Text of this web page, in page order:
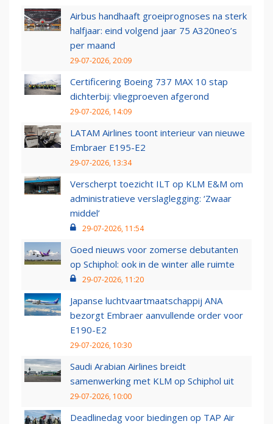
Airbus handhaaft groeiprognoses na sterk
halfjaar: eind volgend jaar 75 A320neo’s
per maand
29-07-2026, 20:09
Certificering Boeing 737 MAX 10 stap
dichterbij: vliegproeven afgerond
29-07-2026, 14:09
LATAM Airlines toont interieur van nieuwe
Embraer E195-E2
29-07-2026, 13:34
Verscherpt toezicht ILT op KLM E&M om
administratieve verslaglegging: ‘Zwaar
middel’
29-07-2026, 11:54
Goed nieuws voor zomerse debutanten
op Schiphol: ook in de winter alle ruimte
29-07-2026, 11:20
Japanse luchtvaartmaatschappij ANA
bezorgt Embraer aanvullende order voor
E190-E2
29-07-2026, 10:30
Saudi Arabian Airlines breidt
samenwerking met KLM op Schiphol uit
29-07-2026, 10:00
Deadlinedag voor biedingen op TAP Air